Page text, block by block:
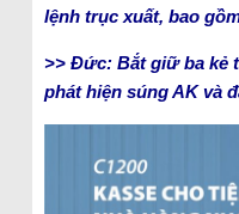
lệnh trục xuất, bao
>> Đức: Bắt giữ ba kẻ
phát hiện súng AK và